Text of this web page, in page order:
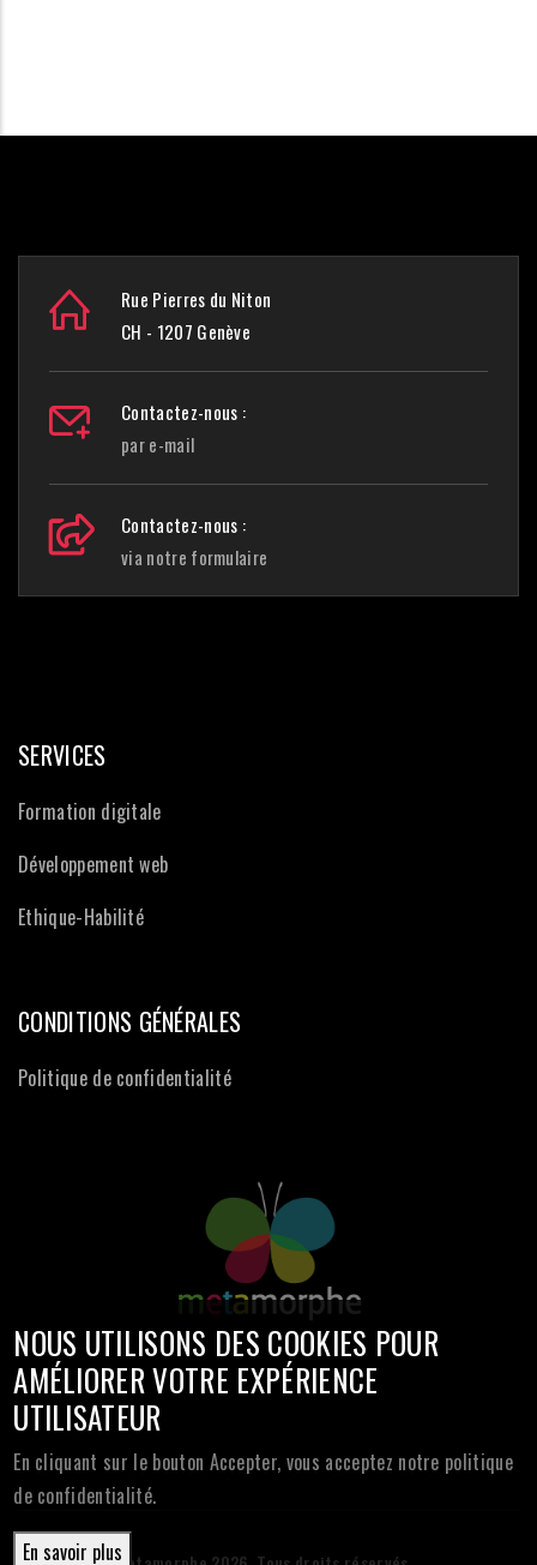
Rue Pierres du Niton
CH - 1207 Genève
Contactez-nous :
par e-mail
Contactez-nous :
via notre formulaire
SERVICES
Formation digitale
Développement web
Ethique-Habilité
CONDITIONS GÉNÉRALES
Politique de confidentialité
NOUS UTILISONS DES COOKIES POUR
AMÉLIORER VOTRE EXPÉRIENCE
UTILISATEUR
En cliquant sur le bouton Accepter, vous acceptez notre politique
de confidentialité.
En savoir plus